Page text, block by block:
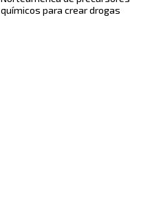
químicos para crear drogas